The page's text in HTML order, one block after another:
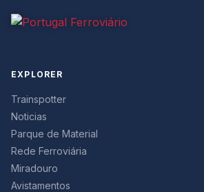
EXPLORER
Trainspotter
Noticias
Parque de Material
Rede Ferroviária
Miradouro
Avistamentos